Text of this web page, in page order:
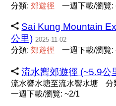
分類:郊遊徑 一週下載/瀏覽:
Sai Kung Mountain
公里) 2025-11-02
分類:郊遊徑 一週下載/瀏覽:
流水嚮郊遊徑 (~5.9公
流水響水塘至流水響水塘 分
一週下載/瀏覽: ~2/1